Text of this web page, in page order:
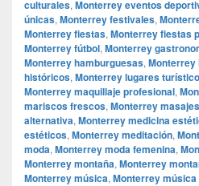
culturales, Monterrey eventos
únicas, Monterrey festivales,
Monterrey fiestas, Monterrey fiestas
Monterrey fútbol, Monterrey
Monterrey hamburguesas, Monterrey
históricos, Monterrey lugares
Monterrey maquillaje profesional,
mariscos frescos, Monterrey masajes
alternativa, Monterrey medicina
estéticos, Monterrey meditación,
moda, Monterrey moda femenina,
Monterrey montaña, Monterrey
Monterrey música, Monterrey música